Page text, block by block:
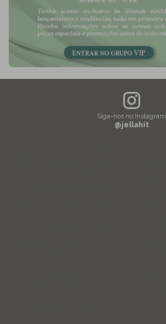
Siga-nos no Instagram
@jellahit